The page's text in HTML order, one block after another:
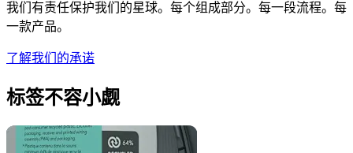
我们有责任保护我们的星球。每个组成部分。每一段流程。每
一款产品。
了解我们的承诺
标签不容小觑